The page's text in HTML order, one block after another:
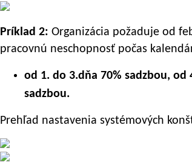
Príklad 2: Organizácia požaduje od
pracovnú neschopnosť počas
od 1. do 3.dňa 70% sadzbou, od
sadzbou.
Prehľad nastavenia systémových